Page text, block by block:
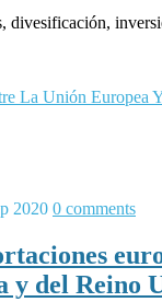
divesificación,
La Unión Europea
2020 0 comments
y del Reino